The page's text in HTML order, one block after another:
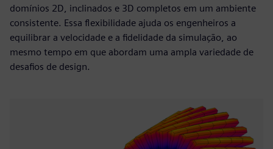
domínios 2D, inclinados e 3D completos em um ambiente
consistente. Essa flexibilidade ajuda os engenheiros a
equilibrar a velocidade e a fidelidade da simulação, ao
mesmo tempo em que abordam uma ampla variedade de
desafios de design.